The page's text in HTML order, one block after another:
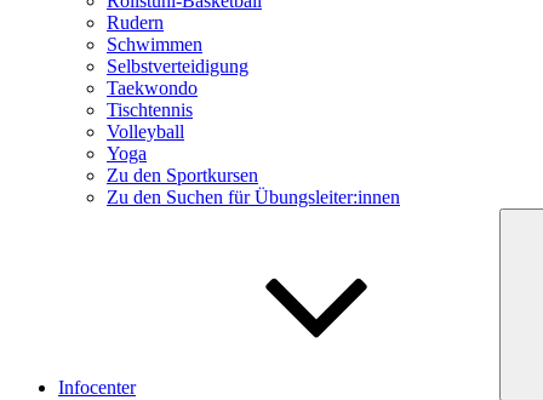
Rudern
Schwimmen
Selbstverteidigung
Taekwondo
Tischtennis
Volleyball
Yoga
Zu den Sportkursen
Zu den Suchen für Übungsleiter:innen
Infocenter